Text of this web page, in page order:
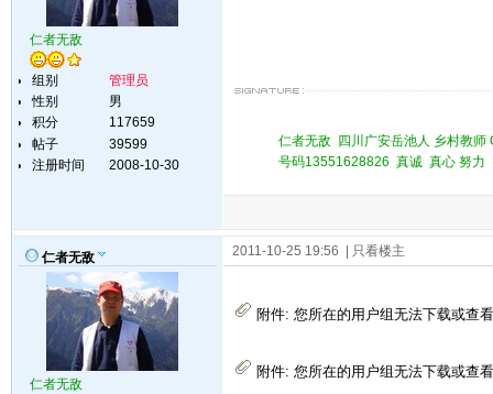
仁者无敌
组别
管理员
性别
男
积分
117659
帖子
39599
注册时间
2008-10-30
仁者无敌 四川广安岳池人 乡村教
号码13551628826 真诚 真心 努
仁者无敌
仁者无敌
2011-10-25 19:56 | 只看楼主
附件: 您所在的用户组无法下载或查
附件: 您所在的用户组无法下载或查